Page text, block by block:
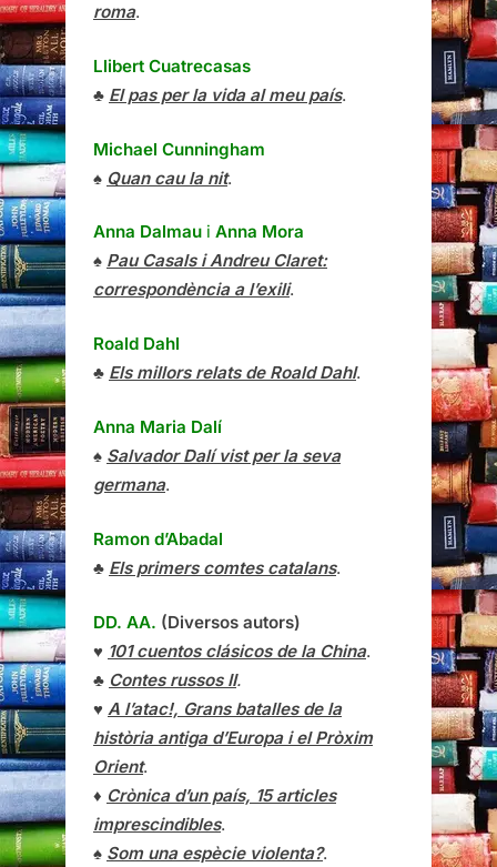
roma.
Llibert Cuatrecasas
♣ El pas per la vida al meu país.
Michael Cunningham
♠ Quan cau la nit.
Anna Dalmau i Anna Mora
♠ Pau Casals i Andreu Claret:
correspondència a l’exili.
Roald Dahl
♣ Els millors relats de Roald Dahl.
Anna Maria Dalí
♠ Salvador Dalí vist per la seva
germana.
Ramon d’Abadal
♣ Els primers comtes catalans.
DD. AA. (Diversos autors)
♥ 101 cuentos clásicos de la China.
♣ Contes russos II.
♥ A l’atac!, Grans batalles de la
història antiga d’Europa i el Pròxim
Orient.
♦ Crònica d’un país, 15 articles
imprescindibles.
♠ Som una espècie violenta?.